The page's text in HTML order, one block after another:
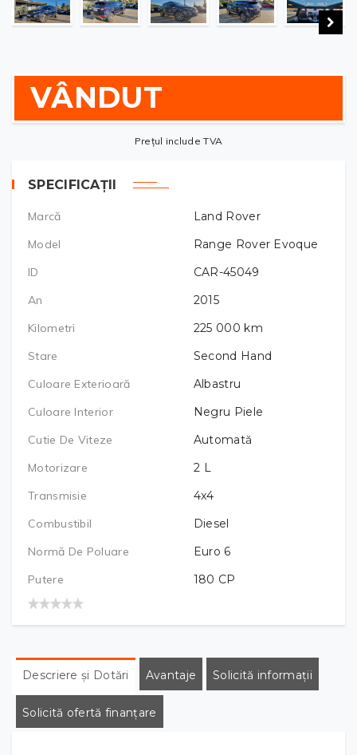
VÂNDUT
Prețul include TVA
SPECIFICAȚII
Marcă
Land Rover
Model
Range Rover Evoque
ID
CAR-45049
An
2015
Kilometri
225 000 km
Stare
Second Hand
Culoare Exterioară
Albastru
Culoare Interior
Negru Piele
Cutie De Viteze
Automată
Motorizare
2 L
Transmisie
4x4
Combustibil
Diesel
Normă De Poluare
Euro 6
Putere
180 CP
Descriere și Dotări Avantaje Solicită informații
Solicită ofertă finanțare